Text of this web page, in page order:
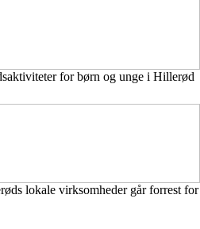
for børn og unge i Hillerød
lokale virksomheder går forrest for